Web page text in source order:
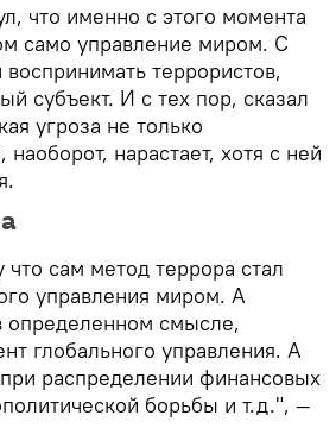
что именно с этого момента
само управление миром. С
террористов,
субъект. И с тех пор, сказал
угроза не только
наоборот, нарастает, хотя с ней
сам метод террора стал
управления миром. А
определенном смысле,
глобального управления. А
распределении финансовых
борьбы и т.д.", —